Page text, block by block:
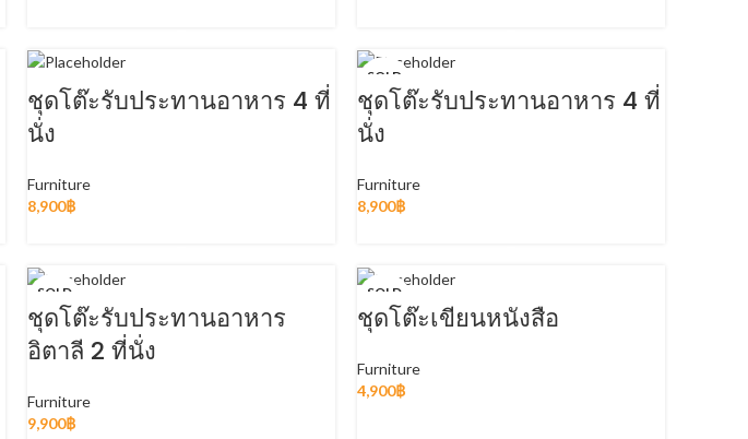
ชุดโต๊ะรับประทานอาหาร 4 ที่
นั่ง
Furniture
8,900฿
SOLD
OUT
ชุดโต๊ะรับประทานอาหาร 4 ที่
นั่ง
Furniture
8,900฿
SOLD
OUT
ชุดโต๊ะรับประทานอาหาร
อิตาลี 2 ที่นั่ง
Furniture
9,900฿
SOLD
OUT
HOT
ชุดโต๊ะเขียนหนังสือ
Furniture
4,900฿